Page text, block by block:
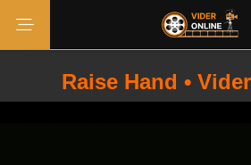
Raise Hand •